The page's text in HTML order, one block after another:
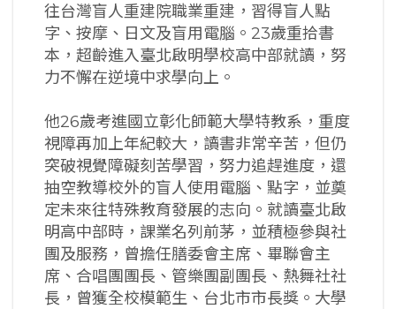
往台灣盲人重建院職業重建，習得盲人點
字、按摩、日文及盲用電腦。23歲重拾書
本，超齡進入臺北啟明學校高中部就讀，努
力不懈在逆境中求學向上。
他26歲考進國立彰化師範大學特教系，重度
視障再加上年紀較大，讀書非常辛苦，但仍
突破視覺障礙刻苦學習，努力追趕進度，還
抽空教導校外的盲人使用電腦、點字，並奠
定未來往特殊教育發展的志向。就讀臺北啟
明高中部時，課業名列前茅，並積極參與社
團及服務，曾擔任膳委會主席、畢聯會主
席、合唱團團長、管樂團副團長、熱舞社社
長，曾獲全校模範生、台北市市長獎。大學